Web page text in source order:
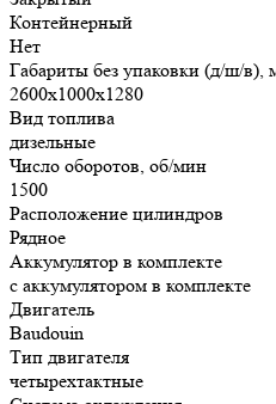
Контейнерный
Нет
Габариты без упаковки (д/ш/в),
2600х1000х1280
Вид топлива
дизельные
Число оборотов, об/мин
1500
Расположение цилиндров
Рядное
Аккумулятор в комплекте
с аккумулятором в комплекте
Двигатель
Baudouin
Тип двигателя
четырехтактные